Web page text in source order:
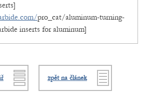
pro_cat/aluminum-turning-
inserts for aluminum]
zpět na článek